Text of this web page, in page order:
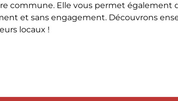
commune. Elle vous permet également
et sans engagement. Découvrons
locaux !